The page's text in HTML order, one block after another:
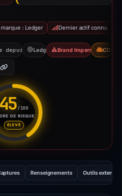
: Ledger Dernier actif connu
depuis 06/06/2026
Ledger Brand Impersonation
CDN
/100
DE RISQUE
ÉLEVÉ
Score de risque : 45 sur 100.
Renseignements Outils externes